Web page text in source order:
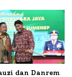
Pers
dan Danrem